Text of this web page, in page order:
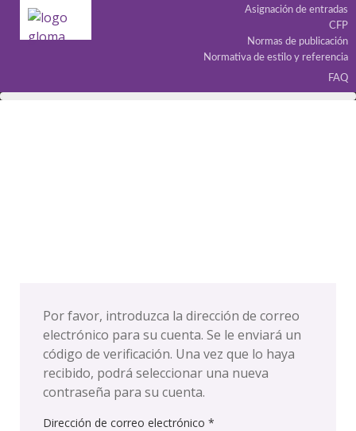
Asignación de entradas
CFP
Normas de publicación
Normativa de estilo y referencia
FAQ
Por favor, introduzca la dirección de correo
electrónico para su cuenta. Se le enviará un
código de verificación. Una vez que lo haya
recibido, podrá seleccionar una nueva
contraseña para su cuenta.
Dirección de correo electrónico *